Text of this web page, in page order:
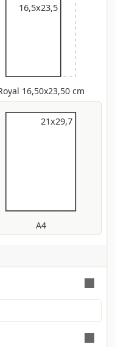
16,5x23,5
16,50x23,50 cm
21x29,7
21x29,7
A4
Pages et